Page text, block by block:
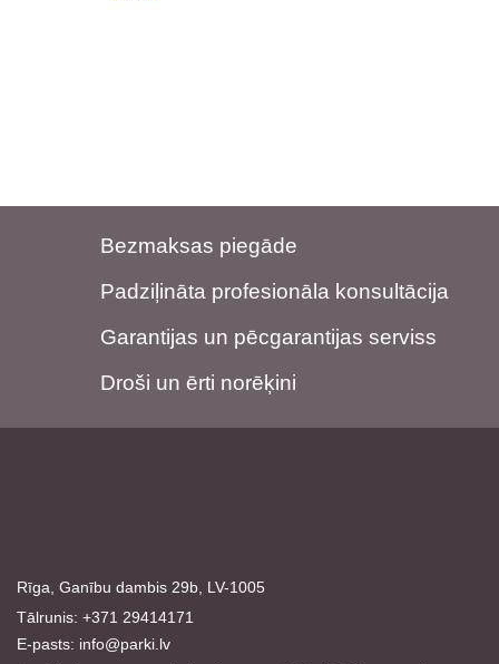
Bezmaksas piegāde
Padziļināta profesionāla konsultācija
Garantijas un pēcgarantijas serviss
Droši un ērti norēķini
Rīga, Ganību dambis 29b, LV-1005
Tālrunis: +371 29414171
E-pasts: info@parki.lv